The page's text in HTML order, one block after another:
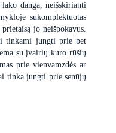
danga, neišskirianti
sukomplektuotas
jo neišpokavus.
tinkami jungti prie bet
su įvairių kuro rūšių
prie vienvamzdės ar
tinka jungti prie senūjų